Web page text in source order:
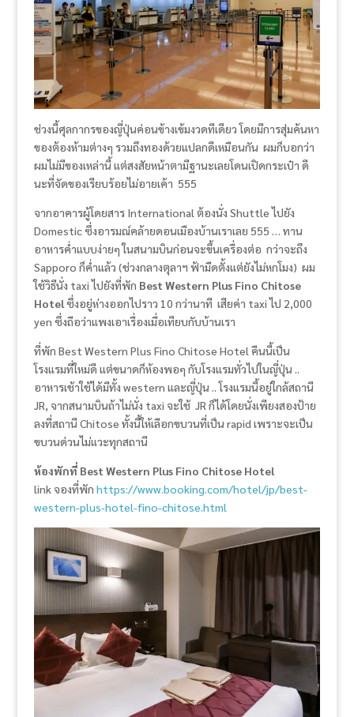
ช่วงนี้ศุลกากรของญี่ปุ่นค่อนข้างเข้มงวดทีเดียว โดยมีการสุ่มค้นหา
ของต้องห้ามต่างๆ รวมถึงทองด้วยแปลกดีเหมือนกัน ผมก็บอกว่า
ผมไม่มีของเหล่านี้ แต่สงสัยหน้าตามีฐานะเลยโดนเปิดกระเป๋า ดี
นะที่จัดของเรียบร้อยไม่อายเค้า 555
จากอาคารผู้โดยสาร International ต้องนั่ง Shuttle ไปยัง
Domestic ซึ่งอารมณ์คล้ายดอนเมืองบ้านเราเลย 555 … ทาน
อาหารค่ำแบบง่ายๆ ในสนามบินก่อนจะขึ้นเครื่องต่อ กว่าจะถึง
Sapporo ก็ค่ำแล้ว (ช่วงกลางตุลาฯ ฟ้ามืดตั้งแต่ยังไม่หกโมง) ผม
ใช้วิธีนั่ง taxi ไปยังที่พัก Best Western Plus Fino Chitose
Hotelซึ่งอยู่ห่างออกไปราว 10 กว่านาที เสียค่า taxi ไป 2,000
yen ซึ่งถือว่าแพงเอาเรื่องเมื่อเทียบกับบ้านเรา
ที่พัก Best Western Plus Fino Chitose Hotel คืนนี้เป็น
โรงแรมที่ใหม่ดี แต่ขนาดก็ห้องพอๆ กับโรงแรมทั่วไปในญี่ปุ่น ..
อาหารเช้าใช้ได้มีทั้ง western และญี่ปุ่น .. โรงแรมนี้อยู่ใกล้สถานี
JR, จากสนามบินถ้าไม่นั่ง taxi จะใช้ JR ก็ได้โดยนั่งเพียงสองป้าย
ลงที่สถานี ​Chitose ทั้งนี้ให้เลือกขบวนที่เป็น rapid เพราะจะเป็น
ขบวนด่วนไม่แวะทุกสถานี
ห้องพักที่ Best Western Plus Fino Chitose Hotel
link จองที่พัก https://www.booking.com/hotel/jp/best-
western-plus-hotel-fino-chitose.html